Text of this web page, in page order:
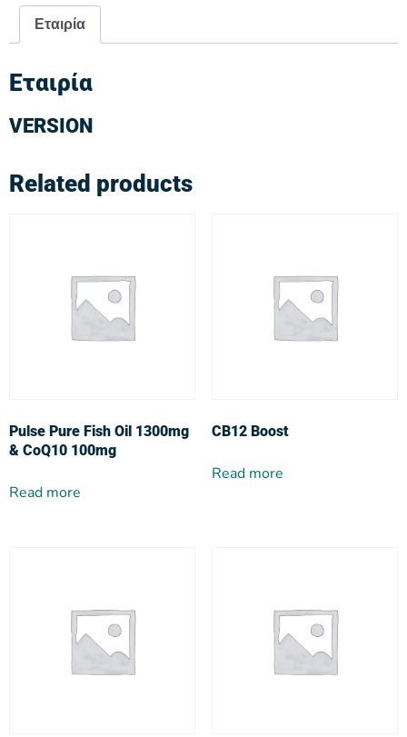
Εταιρία
Εταιρία
VERSION
Related products
Pulse Pure Fish Oil 1300mg
& CoQ10 100mg
Read more
CB12 Boost
Read more